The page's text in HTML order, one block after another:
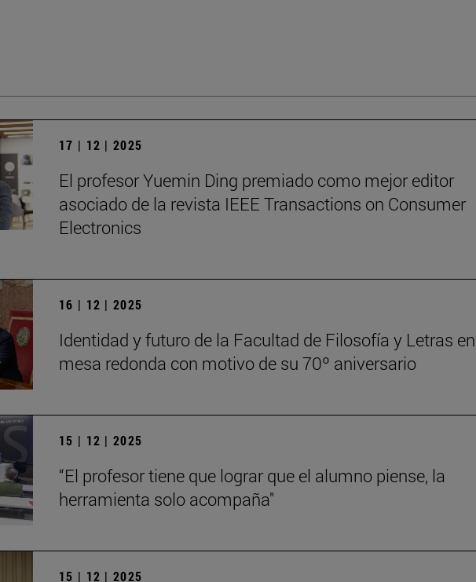
17 | 12 | 2025
El profesor Yuemin Ding premiado como mejor editor
asociado de la revista IEEE Transactions on Consumer
Electronics
16 | 12 | 2025
Identidad y futuro de la Facultad de Filosofía y Letras
mesa redonda con motivo de su 70º aniversario
15 | 12 | 2025
“El profesor tiene que lograr que el alumno piense, la
herramienta solo acompaña"
15 | 12 | 2025